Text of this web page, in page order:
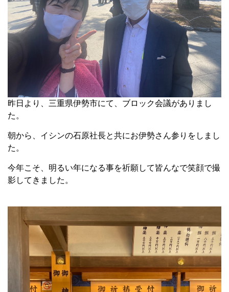
昨日より、三重県伊勢市にて、ブロック会議がありまし
た。
朝から、イシンの石原社長と共にお伊勢さん参りをしまし
た。
今年こそ、明るい年になる事を祈願して皆んなで笑顔で撮
影してきました。